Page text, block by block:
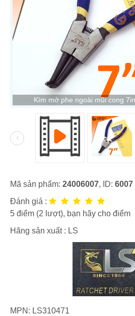
Kìm mở phe ngoài mũi cong
Mã sản phẩm: 24006007, ID: 6007
Đánh giá :
5 điểm (2 lượt), bạn hãy cho điểm
Hãng sản xuất : LS
MPN: LS310471